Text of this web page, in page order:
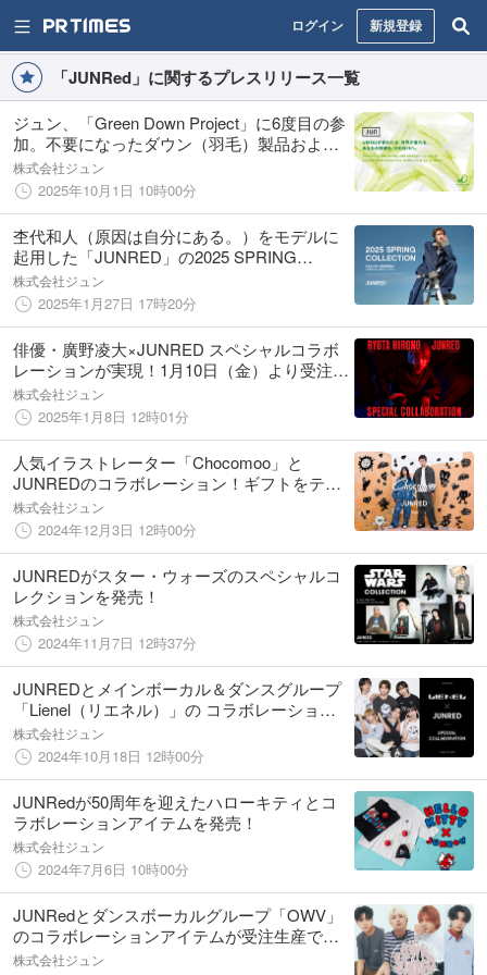
ログイン 新規登録
「JUNRed」に関するプレスリリース一覧
ジュン、「Green Down Project」に6度目の参
加。不要になったダウン（羽毛）製品および
羽毛布団を全国5ブランド113店舗にて回収
株式会社ジュン
2025年10月1日 10時00分
杢代和人（原因は自分にある。）をモデルに
起用した「JUNRED」の2025 SPRING
COLLECTIONを公開！
株式会社ジュン
2025年1月27日 17時20分
俳優・廣野凌大×JUNRED スペシャルコラボ
レーションが実現！1月10日（金）より受注ス
タート！
株式会社ジュン
2025年1月8日 12時01分
人気イラストレーター「Chocomoo」と
JUNREDのコラボレーション！ギフトをテー
マにしたスペシャルコレクションが12月10日
（火）発売
株式会社ジュン
2024年12月3日 12時00分
JUNREDがスター・ウォーズのスペシャルコ
レクションを発売！
株式会社ジュン
2024年11月7日 12時37分
JUNREDとメインボーカル＆ダンスグループ
「Lienel（リエネル）」の コラボレーション
アイテムを受注販売
株式会社ジュン
2024年10月18日 12時00分
JUNRedが50周年を迎えたハローキティとコ
ラボレーションアイテムを発売！
株式会社ジュン
2024年7月6日 10時00分
JUNRedとダンスボーカルグループ「OWV」
のコラボレーションアイテムが受注生産で登
場！
株式会社ジュン